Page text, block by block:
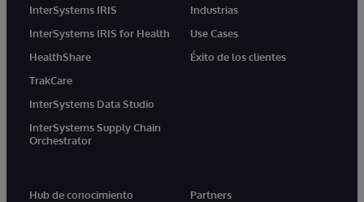
InterSystems IRIS
InterSystems IRIS for Health
HealthShare
TrakCare
InterSystems Data Studio
InterSystems Supply Chain
Orchestrator
Industrias
Use Cases
Éxito de los clientes
Hub de conocimiento
Partners